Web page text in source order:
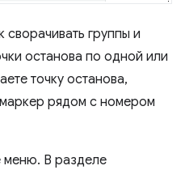
сворачивать группы и
останова по одной или
точку останова,
рядом с номером
меню. В разделе